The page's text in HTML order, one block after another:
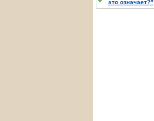
это означает?”